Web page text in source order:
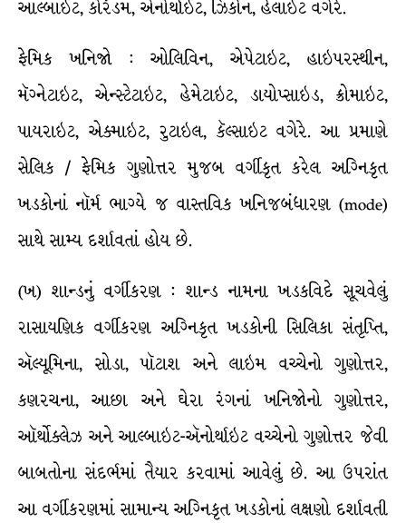
આલ્બાઇટ, કોરંડમ, એનોર્થાઇટ, ઝિર્કોન, હેલાઇટ વગેરે.
ફેમિક ખનિજો : ઓલિવિન, એપેટાઇટ, હાઇપરસ્થીન,
મૅગ્નેટાઇટ, એન્સ્ટેટાઇટ, હેમેટાઇટ, ડાયોપ્સાઇડ, ક્રોમાઇટ,
પાયરાઇટ, એક્માઇટ, રુટાઇલ, કૅલ્સાઇટ વગેરે. આ પ્રમાણે
સેલિક / ફેમિક ગુણોત્તર મુજબ વર્ગીકૃત કરેલ અગ્નિકૃત
ખડકોનાં નૉર્મ ભાગ્યે જ વાસ્તવિક ખનિજબંધારણ (mode)
સાથે સામ્ય દર્શાવતાં હોય છે.
(ખ) શાન્ડનું વર્ગીકરણ : શાન્ડ નામના ખડકવિદે સૂચવેલું
રાસાયણિક વર્ગીકરણ અગ્નિકૃત ખડકોની સિલિકા સંતૃપ્તિ,
ઍલ્યૂમિના, સોડા, પૉટાશ અને લાઇમ વચ્ચેનો ગુણોત્તર,
કણરચના, આછા અને ઘેરા રંગનાં ખનિજોનો ગુણોત્તર,
ઑર્થોક્લેઝ અને આલ્બાઇટ-ઍનોર્થાઇટ વચ્ચેનો ગુણોત્તર જેવી
બાબતોના સંદર્ભમાં તૈયાર કરવામાં આવેલું છે. આ ઉપરાંત
આ વર્ગીકરણમાં સામાન્ય અગ્નિકૃત ખડકોનાં લક્ષણો દર્શાવતી